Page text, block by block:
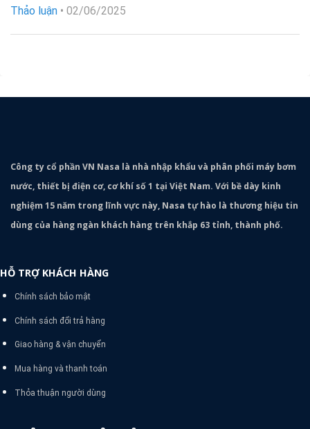
Thảo luận • 02/06/2025
Công ty cổ phần VN Nasa là nhà nhập khẩu và phân phối máy bơm
nước, thiết bị điện cơ, cơ khí số 1 tại Việt Nam. Với bề dày kinh
nghiệm 15 năm trong lĩnh vực này, Nasa tự hào là thương hiệu tin
dùng của hàng ngàn khách hàng trên khắp 63 tỉnh, thành phố.
HỖ TRỢ KHÁCH HÀNG
Chính sách bảo mật
Chính sách đổi trả hàng
Giao hàng & vận chuyển
Mua hàng và thanh toán
Thỏa thuận người dùng